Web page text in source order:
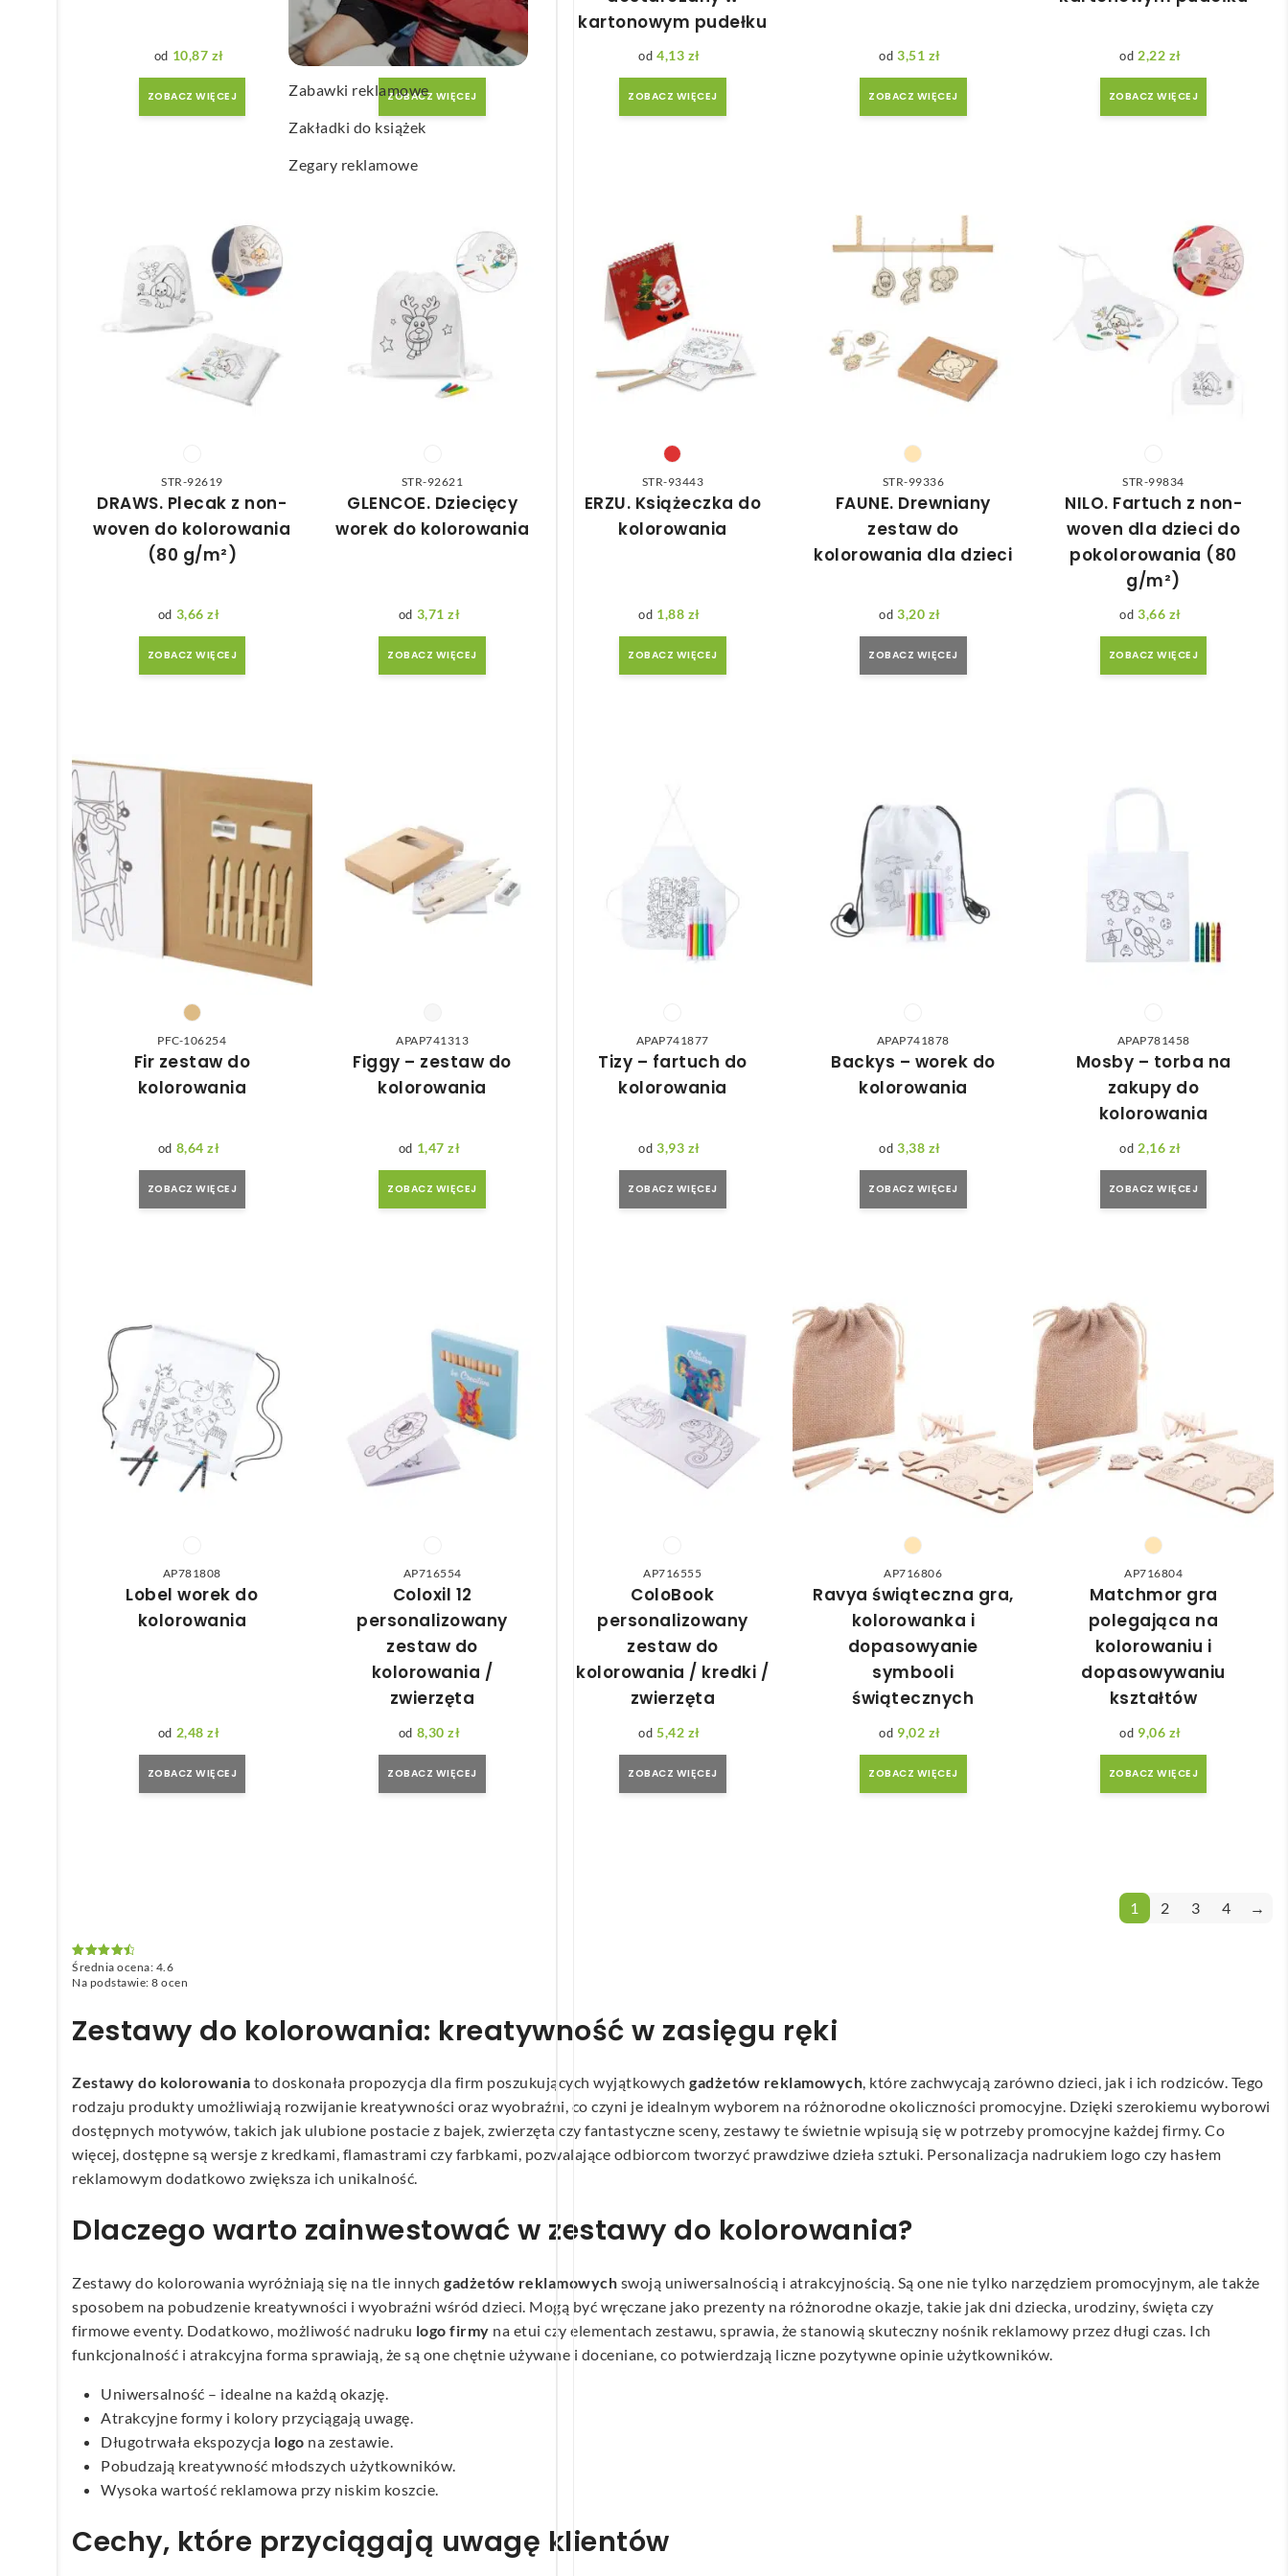
Wachlarze reklamowe
Wagi kuchenne
Zabawki reklamowe
Zakładki do książek
Zegary reklamowe
10,87 zł
ZOBACZ WIĘCEJ
2,40zł
ZOBACZ WIĘCEJ
kartonowym pudełku
4,13 zł
ZOBACZ WIĘCEJ
3,51 zł
ZOBACZ WIĘCEJ
2,22 zł
ZOBACZ WIĘCEJ
STR-92619
DRAWS. Plecak z non-
woven do kolorowania
(80 g/m²)
3,66zł
ZOBACZ WIĘCEJ
STR-92621
GLENCOE. Dziecięcy
worek do kolorowania
3,71zł
ZOBACZ WIĘCEJ
STR-93443
ERZU. Książeczka do
kolorowania
1,88 zł
ZOBACZ WIĘCEJ
STR-99336
FAUNE. Drewniany
zestaw do
kolorowania dla dzieci
3,20 zł
ZOBACZ WIĘCEJ
STR-99834
NILO. Fartuch z non-
woven dla dzieci do
pokolorowania (80
g/m²)
3,66 zł
ZOBACZ WIĘCEJ
PFC-106254
Fir zestaw do
kolorowania
8,64zł
ZOBACZ WIĘCEJ
APAP741313
Figgy – zestaw do
kolorowania
1,47zł
ZOBACZ WIĘCEJ
APAP741877
Tizy – fartuch do
kolorowania
3,93 zł
ZOBACZ WIĘCEJ
APAP741878
Backys – worek do
kolorowania
3,38 zł
ZOBACZ WIĘCEJ
APAP781458
Mosby – torba na
zakupy do
kolorowania
2,16 zł
ZOBACZ WIĘCEJ
AP781808
Lobel worek do
kolorowania
2,48zł
ZOBACZ WIĘCEJ
AP716554
Coloxil 12
personalizowany
zestaw do
kolorowania /
zwierzęta
8,30zł
ZOBACZ WIĘCEJ
AP716555
ColoBook
personalizowany
zestaw do
kolorowania / kredki /
zwierzęta
5,42 zł
ZOBACZ WIĘCEJ
AP716806
Ravya świąteczna gra,
kolorowanka i
dopasowyanie
symbooli
świątecznych
9,02 zł
ZOBACZ WIĘCEJ
AP716804
Matchmor gra
polegająca na
kolorowaniu i
dopasowywaniu
kształtów
9,06 zł
ZOBACZ WIĘCEJ
1 2 3 4 →
Oceniono
4.6
na 5
Średnia ocena: 4.6
Na podstawie: 8 ocen
Zestawy do kolorowania: kreatywność w zasięgu ręki
Zestawy do kolorowania to doskonała propozycja dla firm poszukujących wyjątkowych gadżetów reklamowych, które zachwycają zarówno dzieci, jak i ich rodziców. Tego
rodzaju produkty umożliwiają rozwijanie kreatywności oraz wyobraźni, co czyni je idealnym wyborem na różnorodne okoliczności promocyjne. Dzięki szerokiemu wyborowi
dostępnych motywów, takich jak ulubione postacie z bajek, zwierzęta czy fantastyczne sceny, zestawy te świetnie wpisują się w potrzeby promocyjne każdej firmy. Co
więcej, dostępne są wersje z kredkami, flamastrami czy farbkami, pozwalające odbiorcom tworzyć prawdziwe dzieła sztuki. Personalizacja nadrukiem logo czy hasłem
reklamowym dodatkowo zwiększa ich unikalność.
Dlaczego warto zainwestować w zestawy do kolorowania?
Zestawy do kolorowania wyróżniają się na tle innych gadżetów reklamowych swoją uniwersalnością i atrakcyjnością. Są one nie tylko narzędziem promocyjnym, ale także
sposobem na pobudzenie kreatywności i wyobraźni wśród dzieci. Mogą być wręczane jako prezenty na różnorodne okazje, takie jak dni dziecka, urodziny, święta czy
firmowe eventy. Dodatkowo, możliwość nadruku logo firmy na etui czy elementach zestawu, sprawia, że stanowią skuteczny nośnik reklamowy przez długi czas. Ich
funkcjonalność i atrakcyjna forma sprawiają, że są one chętnie używane i doceniane, co potwierdzają liczne pozytywne opinie użytkowników.
Uniwersalność – idealne na każdą okazję.
Atrakcyjne formy i kolory przyciągają uwagę.
Długotrwała ekspozycja logo na zestawie.
Pobudzają kreatywność młodszych użytkowników.
Wysoka wartość reklamowa przy niskim koszcie.
Cechy, które przyciągają uwagę klientów